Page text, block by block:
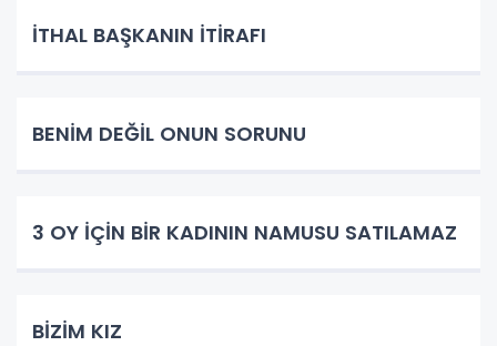
İTHAL BAŞKANIN İTİRAFI
BENİM DEĞİL ONUN SORUNU
3 OY İÇİN BİR KADININ NAMUSU SATILAMAZ
BİZİM KIZ